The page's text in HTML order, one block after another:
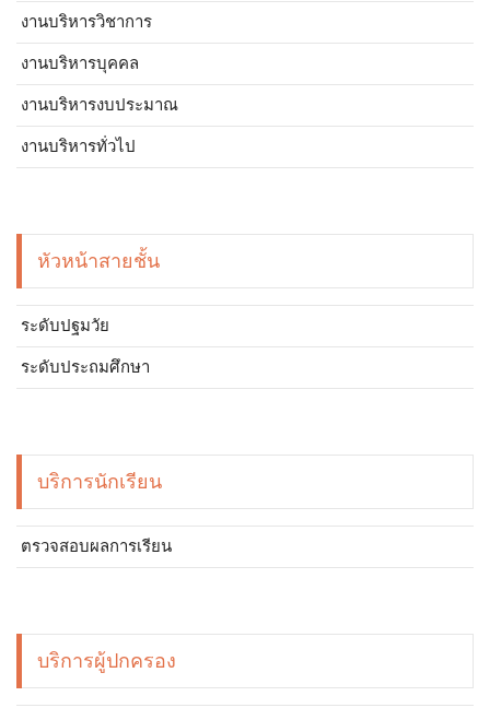
งานบริหารวิชาการ
งานบริหารบุคคล
งานบริหารงบประมาณ
งานบริหารทั่วไป
หัวหน้าสายชั้น
ระดับปฐมวัย
ระดับประถมศึกษา
บริการนักเรียน
ตรวจสอบผลการเรียน
บริการผู้ปกครอง